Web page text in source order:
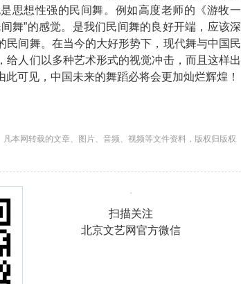
思想性强的民间舞。例如高度老师的《游牧一
舞”的感觉。是我们民间舞的良好开端，应该深
民间舞。在当今的大好形势下，现代舞与中国民
给人们以多种艺术形式的视觉冲击，而且这样出
可见，中国未来的舞蹈必将会更加灿烂辉煌！
本网转载的文章、图片、音频、视频等文件资料，版权归版权
扫描关注
北京文艺网官方微信